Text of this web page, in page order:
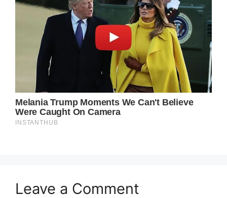
Leave a Comment